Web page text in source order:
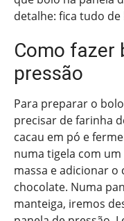
detalhe: fica tudo de
Como fazer
pressão
Para preparar o
precisar de farinha
cacau em pó e
numa tigela com
massa e adicionar o
chocolate. Numa
manteiga, iremos